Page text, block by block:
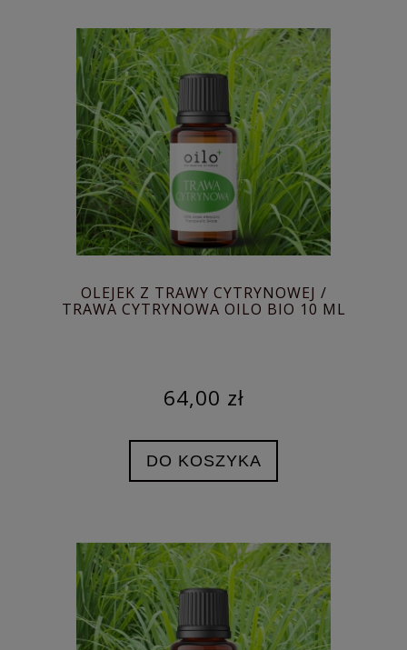
OLEJEK Z TRAWY CYTRYNOWEJ /
TRAWA CYTRYNOWA OILO BIO 10 ML
64,00 zł
DO KOSZYKA